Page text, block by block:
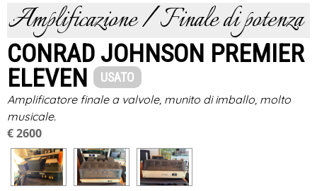
Amplificazione / Finale di potenza
CONRAD JOHNSON PREMIER
ELEVEN
USATO
Amplificatore finale a valvole, munito di imballo, molto
musicale.
€ 2600